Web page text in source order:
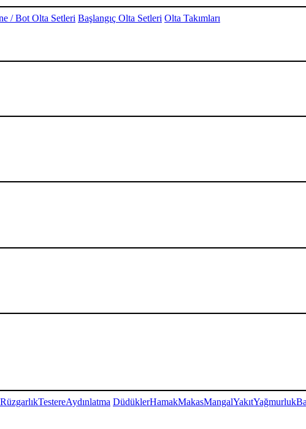
/ Bot Olta Setleri Başlangıç Olta Setleri Olta Takımları
RüzgarlıkTestereAydınlatma DüdüklerHamakMakasMangalYakıtYağmurluk